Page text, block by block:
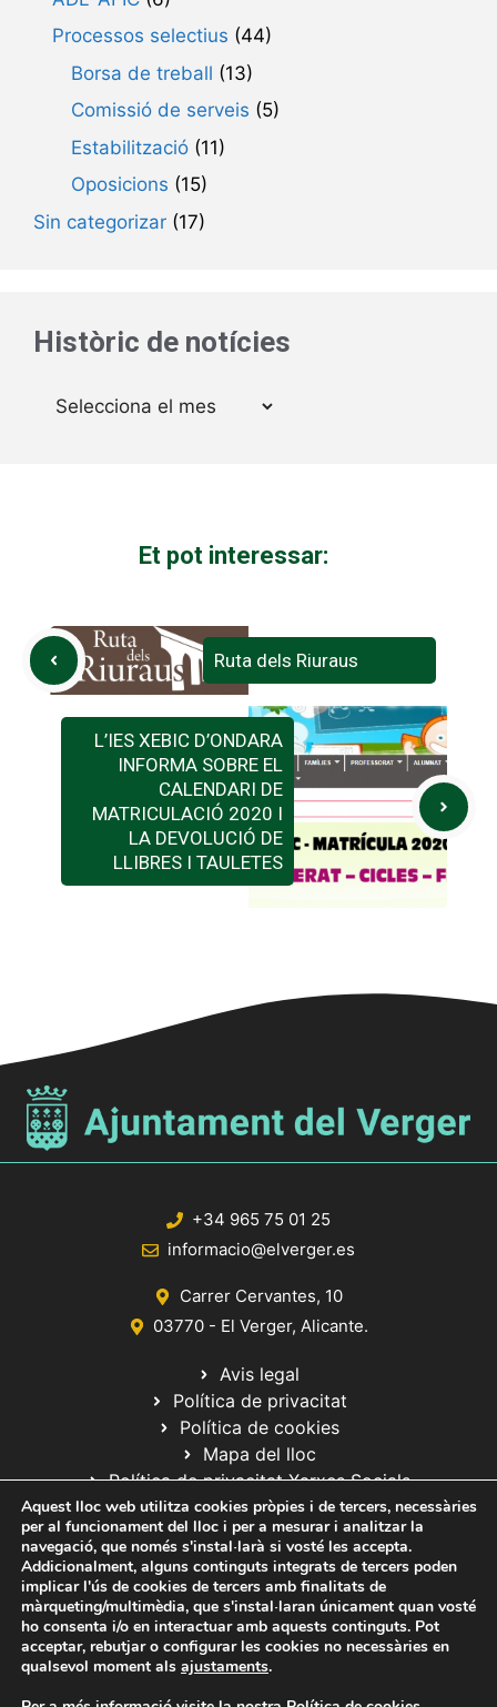
Processos selectius (44)
Borsa de treball (13)
Comissió de serveis (5)
Estabilització (11)
Oposicions (15)
Sin categorizar (17)
Històric de notícies
Arxius
Et pot interessar:
Ruta dels Riuraus
L’IES XEBIC D’ONDARA
INFORMA SOBRE EL
CALENDARI DE
MATRICULACIÓ 2020 I
LA DEVOLUCIÓ DE
LLIBRES I TAULETES
+34 965 75 01 25
informacio@elverger.es
Carrer Cervantes, 10
03770 - El Verger, Alicante.
Avis legal
Política de privacitat
Política de cookies
Mapa del lloc
Política de privacitat Xarxes Socials
© 2020 Web desarrollada por el Servicio de Informática de Diputación
de Alicante
Aquest lloc web utilitza cookies pròpies i de tercers, necessàries
per al funcionament del lloc i per a mesurar i analitzar la
navegació, que només s'instal·larà si vosté les accepta.
Addicionalment, alguns continguts integrats de tercers poden
implicar l'ús de cookies de tercers amb finalitats de
màrqueting/multimèdia, que s'instal·laran únicament quan vosté
ho consenta i/o en interactuar amb aquests continguts. Pot
acceptar, rebutjar o configurar les cookies no necessàries en
qualsevol moment als ajustaments.